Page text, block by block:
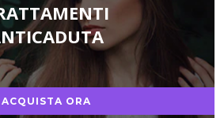
ACQUISTA ORA